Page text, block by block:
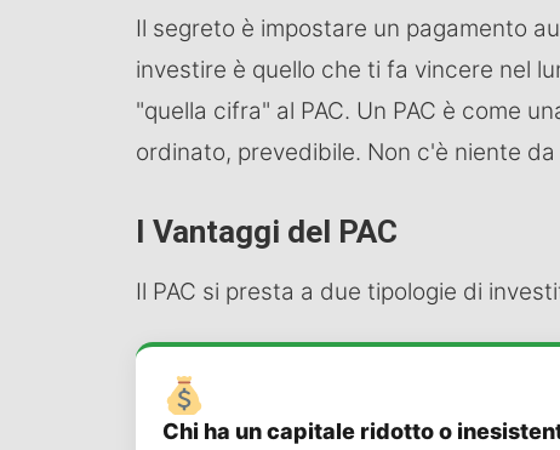
Il segreto è impostare un pagamento
investire è quello che ti fa vincere nel
"quella cifra" al PAC. Un PAC è come
ordinato, prevedibile. Non c'è niente
I Vantaggi del PAC
Il PAC si presta a due tipologie di
Chi ha un capitale ridotto o